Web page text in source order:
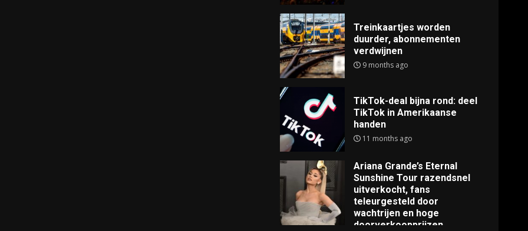
Treinkaartjes worden
duurder, abonnementen
verdwijnen
9 months ago
TikTok-deal bijna rond: deel
TikTok in Amerikaanse
handen
11 months ago
Ariana Grande’s Eternal
Sunshine Tour razendsnel
uitverkocht, fans
teleurgesteld door
wachtrijen en hoge
doorverkoopprijzen